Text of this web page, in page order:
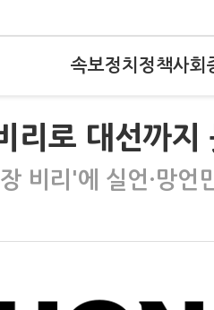
속보정치 정책사회
리로 대선까지
비리'에 실언·망언